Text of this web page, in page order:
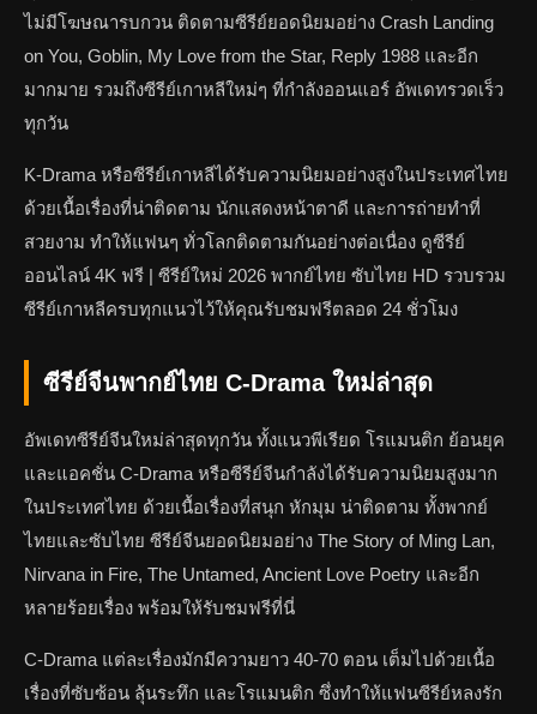
ไม่มีโฆษณารบกวน ติดตามซีรีย์ยอดนิยมอย่าง Crash Landing
on You, Goblin, My Love from the Star, Reply 1988 และอีก
มากมาย รวมถึงซีรีย์เกาหลีใหม่ๆ ที่กำลังออนแอร์ อัพเดทรวดเร็ว
ทุกวัน
K-Drama หรือซีรีย์เกาหลีได้รับความนิยมอย่างสูงในประเทศไทย
ด้วยเนื้อเรื่องที่น่าติดตาม นักแสดงหน้าตาดี และการถ่ายทำที่
สวยงาม ทำให้แฟนๆ ทั่วโลกติดตามกันอย่างต่อเนื่อง ดูซีรีย์
ออนไลน์ 4K ฟรี | ซีรีย์ใหม่ 2026 พากย์ไทย ซับไทย HD รวบรวม
ซีรีย์เกาหลีครบทุกแนวไว้ให้คุณรับชมฟรีตลอด 24 ชั่วโมง
ซีรีย์จีนพากย์ไทย C-Drama ใหม่ล่าสุด
อัพเดทซีรีย์จีนใหม่ล่าสุดทุกวัน ทั้งแนวพีเรียด โรแมนติก ย้อนยุค
และแอคชั่น C-Drama หรือซีรีย์จีนกำลังได้รับความนิยมสูงมาก
ในประเทศไทย ด้วยเนื้อเรื่องที่สนุก หักมุม น่าติดตาม ทั้งพากย์
ไทยและซับไทย ซีรีย์จีนยอดนิยมอย่าง The Story of Ming Lan,
Nirvana in Fire, The Untamed, Ancient Love Poetry และอีก
หลายร้อยเรื่อง พร้อมให้รับชมฟรีที่นี่
C-Drama แต่ละเรื่องมักมีความยาว 40-70 ตอน เต็มไปด้วยเนื้อ
เรื่องที่ซับซ้อน ลุ้นระทึก และโรแมนติก ซึ่งทำให้แฟนซีรีย์หลงรัก